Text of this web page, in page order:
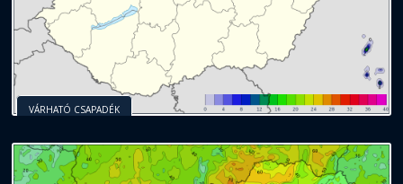
VÁRHATÓ CSAPADÉK